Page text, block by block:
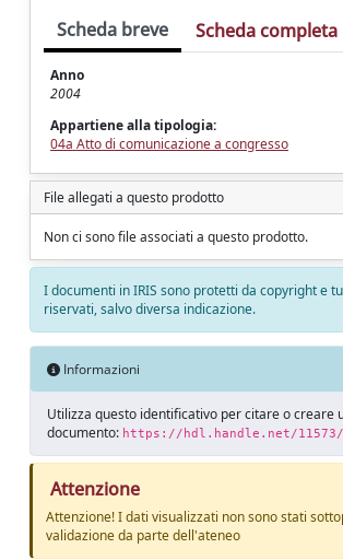
Scheda breve Scheda completa
Anno
2004
Appartiene alla tipologia:
04a Atto di comunicazione a congresso
File allegati a questo prodotto
Non ci sono file associati a questo prodotto.
I documenti in IRIS sono protetti da copyright e
riservati, salvo diversa indicazione.
Informazioni
Utilizza questo identificativo per citare o creare
documento: https://hdl.handle.net/11573/
Attenzione
Attenzione! I dati visualizzati non sono stati
validazione da parte dell'ateneo